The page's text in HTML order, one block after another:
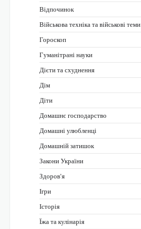
Відпочинок
Військова техніка та військові теми
Гороскоп
Гуманітрані науки
Дієти та схуднення
Дім
Діти
Домашнє господарство
Домашні улюбленці
Домашній затишок
Закони України
Здоров'я
Ігри
Історія
Їжа та кулінарія